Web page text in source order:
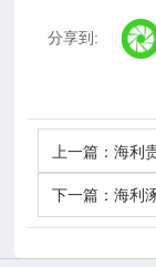
分享到:
上一篇：海利
下一篇：海利